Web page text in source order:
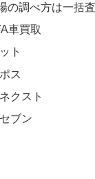
の調べ方は一括
車買取
ト
ス
クスト
ブン